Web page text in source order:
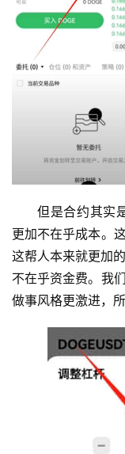
新
行
情
分
析
但是合约其实
更加不在乎成本。
这帮人本来就更加
不在乎资金费。我
做事风格更激进，